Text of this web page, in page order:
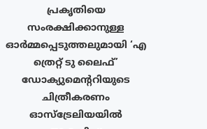
പ്രകൃതിയെ
സംരക്ഷിക്കാനുള്ള
ഓർമ്മപ്പെടുത്തലുമായി ‘എ
ത്രെറ്റ് ടു ലൈഫ്’
ഡോക്യുമെന്ററിയുടെ
ചിത്രീകരണം
ഓസ്‌ട്രേലിയയിൽ